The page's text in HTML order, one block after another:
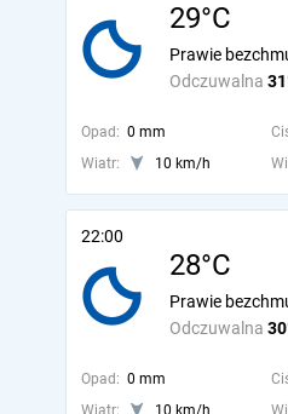
29°C
Odczuwalna
Prawie
Opad: 0 mm
Wiatr:
10 km/h
22:00
28°C
Odczuwalna
Prawie
Opad: 0 mm
Wiatr:
10 km/h